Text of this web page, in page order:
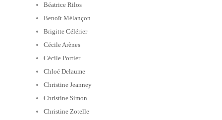
Béatrice Rilos
Benoît Mélançon
Brigitte Célérier
Cécile Arènes
Cécile Portier
Chloé Delaume
Christine Jeanney
Christine Simon
Christine Zotelle